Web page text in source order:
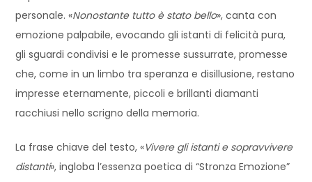
personale. «Nonostante tutto è stato bello», canta con
emozione palpabile, evocando gli istanti di felicità pura,
gli sguardi condivisi e le promesse sussurrate, promesse
che, come in un limbo tra speranza e disillusione, restano
impresse eternamente, piccoli e brillanti diamanti
racchiusi nello scrigno della memoria.
La frase chiave del testo, «Vivere gli istanti e sopravvivere
distanti», ingloba l’essenza poetica di “Stronza Emozione”